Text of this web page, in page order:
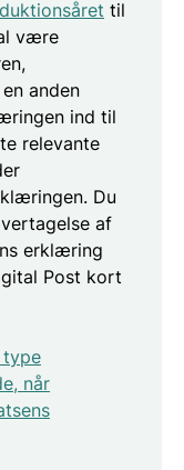
til
være
anden
ind til
relevante
Du
af
erklæring
Post kort
type
når